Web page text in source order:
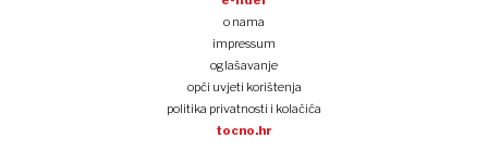
o nama
impressum
oglašavanje
opći uvjeti korištenja
politika privatnosti i kolačića
tocno.hr